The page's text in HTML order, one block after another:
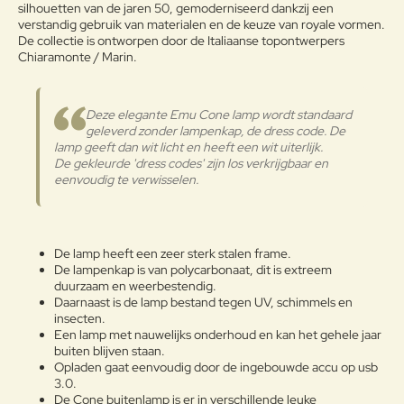
WEERSOMSTANDIGHEDEN TE
WEERSTAAN.
Onderhoudsadvies
Gepoedercoat staal
GOEDE STAAT TE BEHOUDEN,
ADVISEREN WIJ HET TIJDENS DE
WINTER OP EEN AFGESLOTEN
DROGE PLAATS TE BEWAREN
ZODAT CONDENSVORMING
RAADZAAM VOOR HET
WINTERSEIZOEN EN OP
KWARTAALBASIS DE METALEN
OPPERVLAKKEN MET EEN
ZACHTE DOEK TE REINIGEN.
DETERGENTIA EN BESCHERM
Waardering:
Waarderin
Slecht Goed
Verder
silhouetten van de jaren 50, gemoderniseerd dankzij een
verstandig gebruik van materialen en de keuze van royale vormen.
De collectie is ontworpen door de Italiaanse topontwerpers
Chiaramonte / Marin.
Deze elegante Emu Cone lamp wordt standaard
geleverd zonder lampenkap, de dress code. De
lamp geeft dan wit licht en heeft een wit uiterlijk.
De gekleurde 'dress codes' zijn los verkrijgbaar en
eenvoudig te verwisselen.
De lamp heeft een zeer sterk stalen frame.
De lampenkap is van polycarbonaat, dit is extreem
duurzaam en weerbestendig.
Daarnaast is de lamp bestand tegen UV, schimmels en
insecten.
Een lamp met nauwelijks onderhoud en kan het gehele jaar
buiten blijven staan.
Opladen gaat eenvoudig door de ingebouwde accu op usb
3.0.
De Cone buitenlamp is er in verschillende leuke